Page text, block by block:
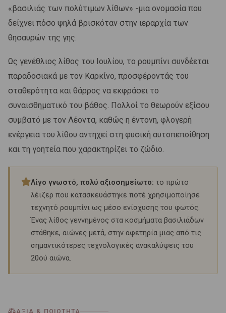
«βασιλιάς των πολύτιμων λίθων» -μια ονομασία που
δείχνει πόσο ψηλά βρισκόταν στην ιεραρχία των
θησαυρών της γης.
Ως γενέθλιος λίθος του Ιουλίου, το ρουμπίνι συνδέεται
παραδοσιακά με τον Καρκίνο, προσφέροντάς του
σταθερότητα και θάρρος να εκφράσει το
συναισθηματικό του βάθος. Πολλοί το θεωρούν εξίσου
συμβατό με τον Λέοντα, καθώς η έντονη, φλογερή
ενέργεια του λίθου αντηχεί στη φυσική αυτοπεποίθηση
και τη γοητεία που χαρακτηρίζει το ζώδιο.
Λίγο γνωστό, πολύ αξιοσημείωτο: το πρώτο
λέιζερ που κατασκευάστηκε ποτέ χρησιμοποίησε
τεχνητό ρουμπίνι ως μέσο ενίσχυσης του φωτός.
Ένας λίθος γεννημένος στα κοσμήματα βασιλιάδων
στάθηκε, αιώνες μετά, στην αφετηρία μιας από τις
σημαντικότερες τεχνολογικές ανακαλύψεις του
20ού αιώνα.
ΑΞΙΑ & ΠΟΙΟΤΗΤΑ